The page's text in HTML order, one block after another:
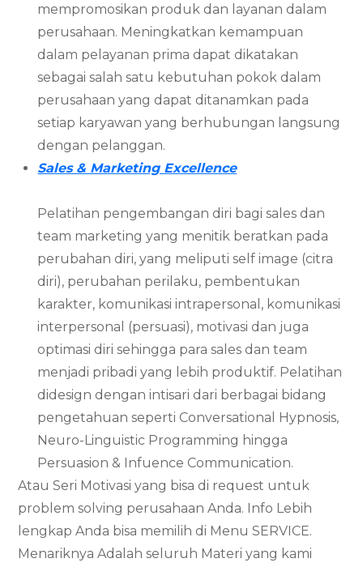
mempromosikan produk dan layanan dalam
perusahaan. Meningkatkan kemampuan
dalam pelayanan prima dapat dikatakan
sebagai salah satu kebutuhan pokok dalam
perusahaan yang dapat ditanamkan pada
setiap karyawan yang berhubungan langsung
dengan pelanggan.
Sales & Marketing Excellence
Pelatihan pengembangan diri bagi sales dan
team marketing yang menitik beratkan pada
perubahan diri, yang meliputi self image (citra
diri), perubahan perilaku, pembentukan
karakter, komunikasi intrapersonal, komunikasi
interpersonal (persuasi), motivasi dan juga
optimasi diri sehingga para sales dan team
menjadi pribadi yang lebih produktif. Pelatihan
didesign dengan intisari dari berbagai bidang
pengetahuan seperti Conversational Hypnosis,
Neuro-Linguistic Programming hingga
Persuasion & Infuence Communication.
Atau Seri Motivasi yang bisa di request untuk
problem solving perusahaan Anda. Info Lebih
lengkap Anda bisa memilih di Menu SERVICE.
Menariknya Adalah seluruh Materi yang kami